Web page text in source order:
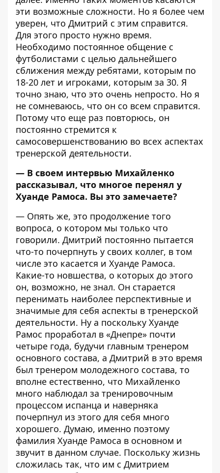
эти возможные сложности. Но я более чем
уверен, что Дмитрий с этим справится.
Для этого просто нужно время.
Необходимо постоянное общение с
футболистами с целью дальнейшего
сближения между ребятами, которым по
18-20 лет и игроками, которым за 30. Я
точно знаю, что это очень непросто. Но я
не сомневаюсь, что он со всем справится.
Потому что еще раз повторюсь, он
постоянно стремится к
самосовершенствованию во всех аспектах
тренерской деятельности.
— В своем интервью Михайленко
рассказывал, что многое перенял у
Хуанде Рамоса. Вы это замечаете?
— Опять же, это продолжение того
вопроса, о котором мы только что
говорили. Дмитрий постоянно пытается
что-то почерпнуть у своих коллег, в том
числе это касается и Хуанде Рамоса.
Какие-то новшества, о которых до этого
он, возможно, не знал. Он старается
перенимать наиболее перспективные и
значимые для себя аспекты в тренерской
деятельности. Ну а поскольку Хуанде
Рамос проработал в «Днепре» почти
четыре года, будучи главным тренером
основного состава, а Дмитрий в это время
был тренером молодежного состава, то
вполне естественно, что Михайленко
много наблюдал за тренировочным
процессом испанца и наверняка
почерпнул из этого для себя много
хорошего. Думаю, именно поэтому
фамилия Хуанде Рамоса в основном и
звучит в данном случае. Поскольку жизнь
сложилась так, что им с Дмитрием